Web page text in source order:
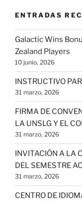
ENTRADAS
Galactic Wins
Zealand Players
10 junio, 2026
INSTRUCTIVO
31 marzo, 2026
FIRMA DE
LA UNSLG Y EL
31 marzo, 2026
INVITACIÓN A LA
DEL SEMESTRE
31 marzo, 2026
CENTRO DE